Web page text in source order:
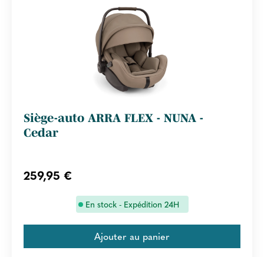
Siège-auto ARRA FLEX - NUNA -
Cedar
259,95 €
En stock - Expédition 24H